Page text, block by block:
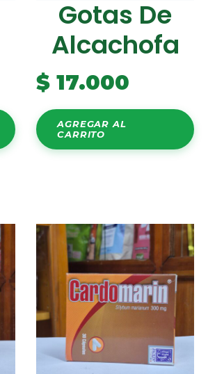
Gotas De
Alcachofa
$ 17.000
AGREGAR AL
CARRITO